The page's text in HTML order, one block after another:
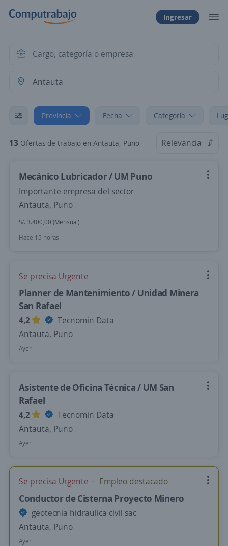
Ingresar
Provincia Fecha Categoría
13 Ofertas de trabajo en Antauta, Puno Relevancia
Mecánico Lubricador / UM Puno
Importante empresa del sector
Antauta, Puno
S/. 3.400,00 (Mensual)
Hace 15 horas
Se precisa Urgente
Planner de Mantenimiento / Unidad Minera
San Rafael
4,2
Tecnomin Data
Antauta, Puno
Ayer
Asistente de Oficina Técnica / UM San
Rafael
4,2
Tecnomin Data
Antauta, Puno
Ayer
Se precisa Urgente Empleo destacado
Conductor de Cisterna Proyecto Minero
geotecnia hidraulica civil sac
Antauta, Puno
Ayer